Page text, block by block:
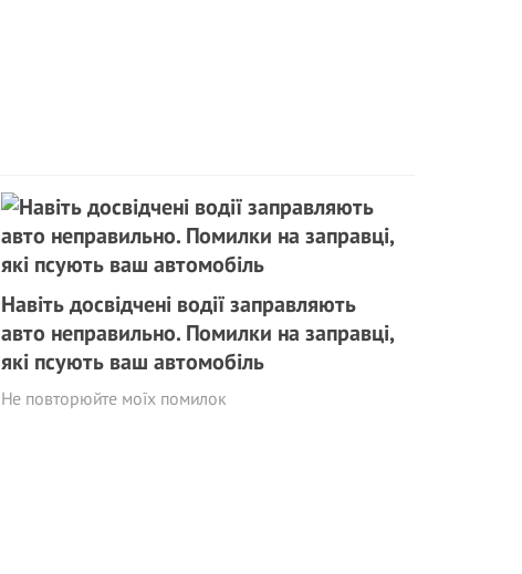
Навіть досвідчені водії заправляють
авто неправильно. Помилки на заправці,
які псують ваш автомобіль
Не повторюйте моїх помилок